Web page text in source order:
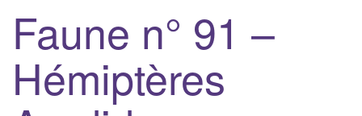
Faune n° 91 –
Hémiptères